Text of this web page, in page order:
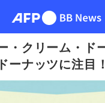
・クリーム・ド
ーナッツに注目！